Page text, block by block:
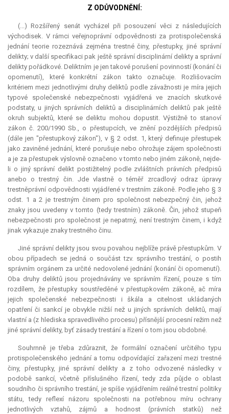
Z ODŮVODNĚNÍ:
(...) Rozšířený senát vycházel při posouzení věci z následujících
východisek. V rámci veřejnoprávní odpovědnosti za protispolečenská
jednání teorie rozeznává zejména trestné činy, přestupky, jiné správní
delikty; v další specifikaci pak ještě správní disciplinární delikty a správní
delikty pořádkové. Deliktním je jen takové porušení povinností (konání či
opomenutí), které konkrétní zákon takto označuje. Rozlišovacím
kritériem mezi jednotlivými druhy deliktů podle závažnosti je míra jejich
typové společenské nebezpečnosti vyjádřená ve znacích skutkové
podstaty, u jiných správních deliktů a disciplinárních deliktů pak ještě
okruh subjektů, které se deliktu mohou dopustit. Výstižně to stanoví
zákon č. 200/1990 Sb., o přestupcích, ve znění pozdějších předpisů
(dále jen "přestupkový zákon"), v § 2 odst. 1, který definuje přestupek
jako zaviněné jednání, které porušuje nebo ohrožuje zájem společnosti
a je za přestupek výslovně označeno v tomto nebo jiném zákoně, nejde-
li o jiný správní delikt postižitelný podle zvláštních právních předpisů
anebo o trestný čin. Jde vlastně o téměř zrcadlový odraz úpravy
trestněprávní odpovědnosti vyjádřené v trestním zákoně. Podle jeho § 3
odst. 1 a 2 je trestným činem pro společnost nebezpečný čin, jehož
znaky jsou uvedeny v tomto (tedy trestním) zákoně. Čin, jehož stupeň
nebezpečnosti pro společnost je nepatrný, není trestným činem, i když
jinak vykazuje znaky trestného činu.
Jiné správní delikty jsou svou povahou nejblíže právě přestupkům. V
obou případech se jedná o součást tzv. správního trestání, o postih
správním orgánem za určité nedovolené jednání (konání či opomenutí).
Oba druhy deliktů jsou projednávány ve správním řízení, pouze s tím
rozdílem, že přestupky soustředěné v přestupkovém zákoně, ač míra
jejich společenské nebezpečnosti i škála a citelnost ukládaných
opatření či sankcí je obvykle nižší než u jiných správních deliktů, mají
vlastní a (z hlediska spravedlivého procesu) přísnější procesní režim než
jiné správní delikty, byť zásady trestání a řízení o tom jsou obdobné.
Souhrnně je třeba zdůraznit, že formální označení určitého typu
protispolečenského jednání a tomu odpovídající zařazení mezi trestné
činy, přestupky, jiné správní delikty a z toho odvozené následky v
podobě sankcí, včetně příslušného řízení, tedy zda půjde o oblast
soudního či správního trestání, je spíše vyjádřením reálné trestní politiky
státu, tedy reflexí názoru společnosti na potřebnou míru ochrany
jednotlivých vztahů, zájmů a hodnost (právních statků) než